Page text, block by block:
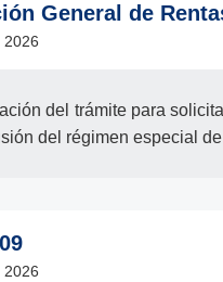
General de
2026
del trámite para
del régimen especial
2026